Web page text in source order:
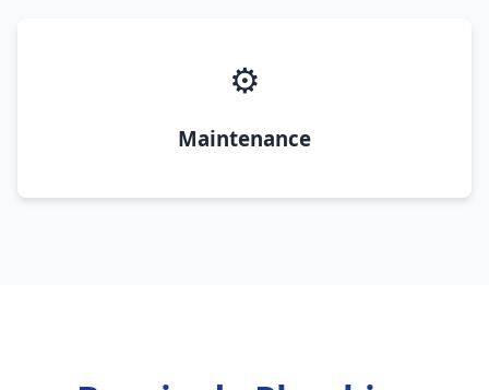
⚙️
Maintenance